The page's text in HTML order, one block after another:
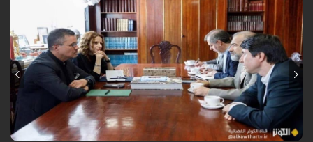
قال سفير ايران لدى روسيا كاظم جلالي انه تمت اضافة مدينة قازان مركز
تترستان الى قائمة مستضيفي الاسبوع الثقافي الايراني في روسيا موضحا ان
هذه التظاهرة ...